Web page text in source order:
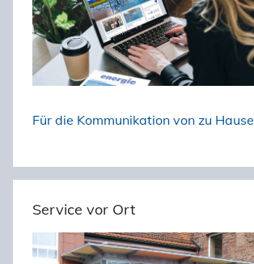
c
h
Für die Kommunikation von zu Hause
Service vor Ort